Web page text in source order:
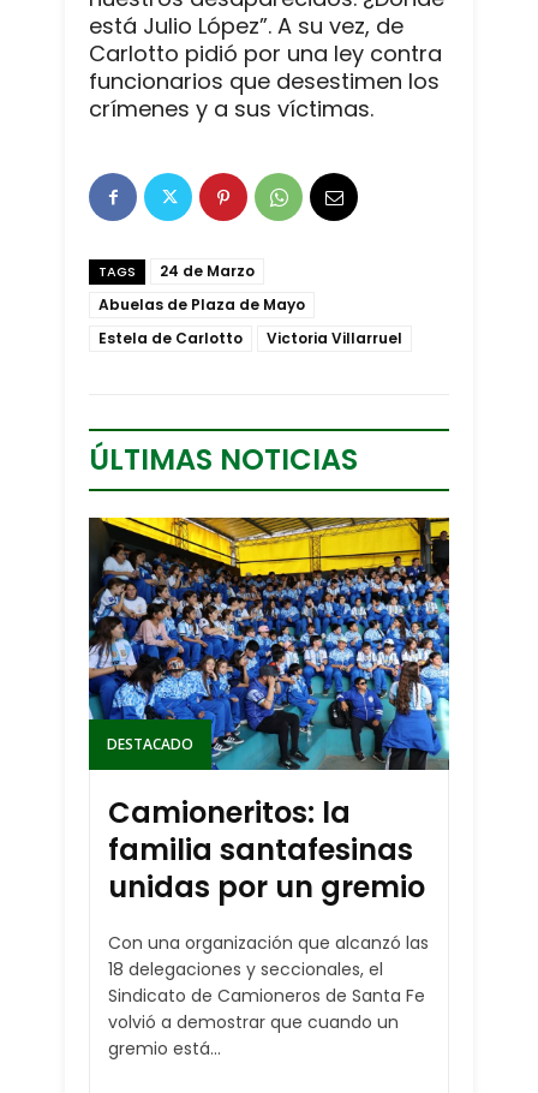
está Julio López”. A su vez, de
Carlotto pidió por una ley contra
funcionarios que desestimen los
crímenes y a sus víctimas.
TAGS
24 de Marzo
Abuelas de Plaza de Mayo
Estela de Carlotto
Victoria Villarruel
ÚLTIMAS NOTICIAS
DESTACADO
Camioneritos: la
familia santafesinas
unidas por un gremio
Con una organización que alcanzó las
18 delegaciones y seccionales, el
Sindicato de Camioneros de Santa Fe
volvió a demostrar que cuando un
gremio está...